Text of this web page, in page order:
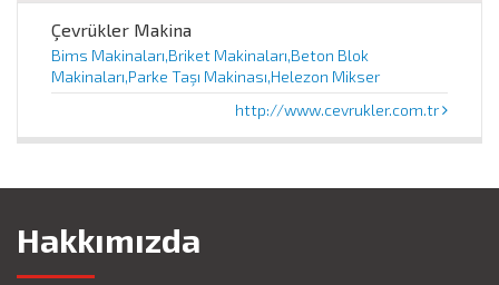
Çevrükler Makina
Bims Makinaları,Briket Makinaları,Beton Blok
Makinaları,Parke Taşı Makinası,Helezon Mikser
http://www.cevrukler.com.tr
Hakkımızda